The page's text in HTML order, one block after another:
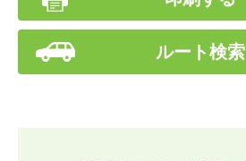
ルート検索